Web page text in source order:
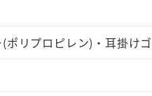
ル
リプロピレン)・耳掛け